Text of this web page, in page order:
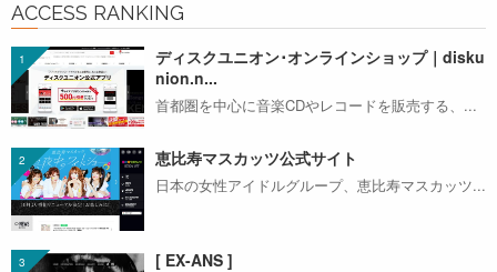
ACCESS RANKING
ディスクユニオン･オンラインショップ｜disku
nion.n...
首都圏を中心に音楽CDやレコードを販売する、...
恵比寿マスカッツ公式サイト
日本の女性アイドルグループ、恵比寿マスカッツ...
[ EX-ANS ]